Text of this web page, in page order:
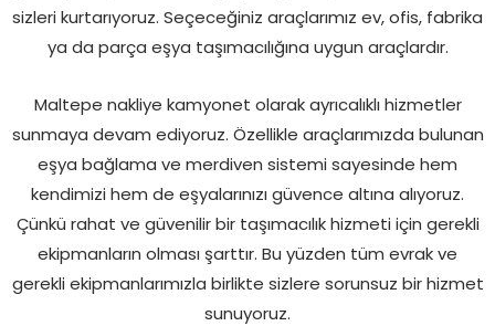
sizleri kurtarıyoruz. Seçeceğiniz araçlarımız ev, ofis, fabrika
ya da parça eşya taşımacılığına uygun araçlardır.
Maltepe nakliye kamyonet olarak ayrıcalıklı hizmetler
sunmaya devam ediyoruz. Özellikle araçlarımızda bulunan
eşya bağlama ve merdiven sistemi sayesinde hem
kendimizi hem de eşyalarınızı güvence altına alıyoruz.
Çünkü rahat ve güvenilir bir taşımacılık hizmeti için gerekli
ekipmanların olması şarttır. Bu yüzden tüm evrak ve
gerekli ekipmanlarımızla birlikte sizlere sorunsuz bir hizmet
sunuyoruz.